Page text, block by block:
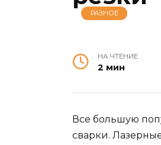
РАЗНОЕ
НА ЧТЕНИЕ
2 мин
Все большую
сварки.